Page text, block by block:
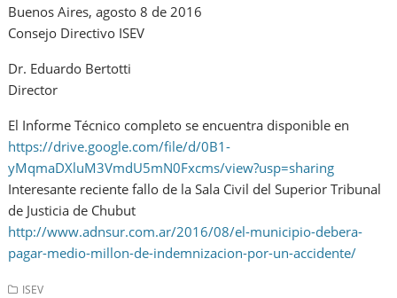
Buenos Aires, agosto 8 de 2016
Consejo Directivo ISEV
Dr. Eduardo Bertotti
Director
El Informe Técnico completo se encuentra disponible en
https://drive.google.com/file/d/0B1-
yMqmaDXluM3VmdU5mN0Fxcms/view?usp=sharing
Interesante reciente fallo de la Sala Civil del Superior Tribunal
de Justicia de Chubut
http://www.adnsur.com.ar/2016/08/el-municipio-debera-
pagar-medio-millon-de-indemnizacion-por-un-accidente/
ISEV